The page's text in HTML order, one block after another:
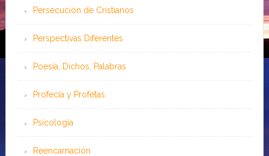
Persecución de Cristianos
Perspectivas Diferentes
Poesía, Dichos, Palabras
Profecía y Profetas
Psicología
Reencarnación